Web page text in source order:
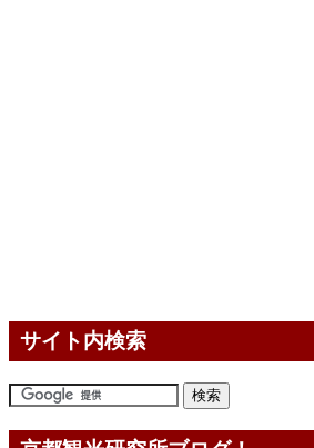
サイト内検索